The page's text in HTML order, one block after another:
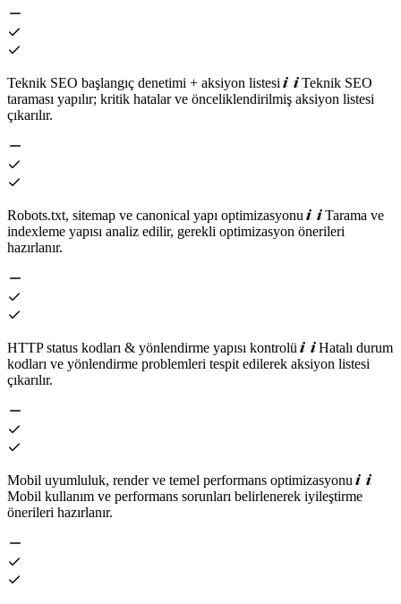
Teknik SEO başlangıç denetimi + aksiyon listesi
Teknik SEO
taraması yapılır; kritik hatalar ve önceliklendirilmiş aksiyon listesi
çıkarılır.
Robots.txt, sitemap ve canonical yapı optimizasyonu
Tarama ve
indexleme yapısı analiz edilir, gerekli optimizasyon önerileri
hazırlanır.
HTTP status kodları & yönlendirme yapısı kontrolü
Hatalı durum
kodları ve yönlendirme problemleri tespit edilerek aksiyon listesi
çıkarılır.
Mobil uyumluluk, render ve temel performans optimizasyonu
Mobil kullanım ve performans sorunları belirlenerek iyileştirme
önerileri hazırlanır.